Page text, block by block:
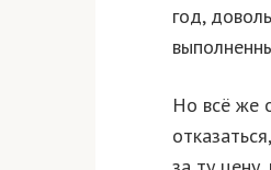
год,
Но всё же